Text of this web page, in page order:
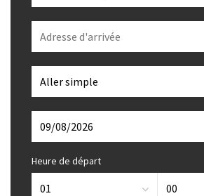
Heure de départ